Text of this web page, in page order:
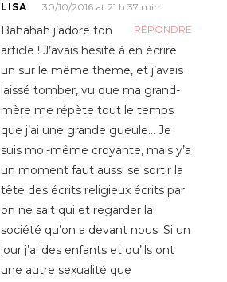
LISA
30/10/2016 at 21 h 37 min
RÉPONDRE
Bahahah j’adore ton
article ! J’avais hésité à en écrire
un sur le même thème, et j’avais
laissé tomber, vu que ma grand-
mère me répète tout le temps
que j’ai une grande gueule… Je
suis moi-même croyante, mais y’a
un moment faut aussi se sortir la
tête des écrits religieux écrits par
on ne sait qui et regarder la
société qu’on a devant nous. Si un
jour j’ai des enfants et qu’ils ont
une autre sexualité que